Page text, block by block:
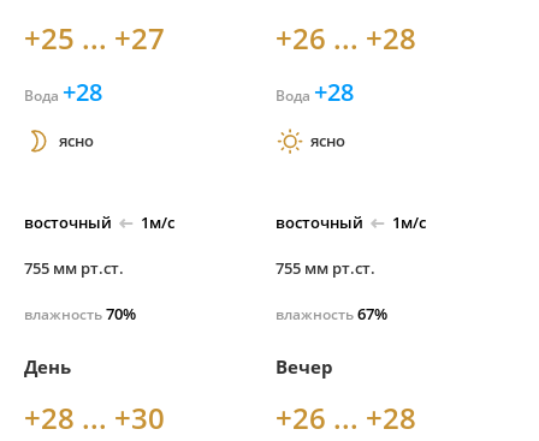
+25 ... +27
Вода +28
ясно
восточный 1м/с
755 мм рт.ст.
влажность70%
+26 ... +28
Вода +28
ясно
восточный 1м/с
755 мм рт.ст.
влажность67%
День
+28 ... +30
Вечер
+26 ... +28